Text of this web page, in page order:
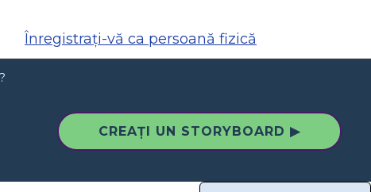
Înregistrați-vă ca persoană fizică
CREAȚI UN STORYBOARD ▶